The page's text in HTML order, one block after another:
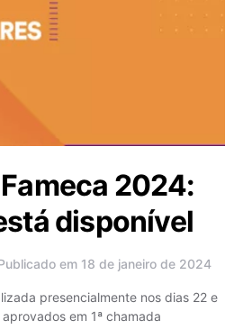
2024:
disponível
em 18 de janeiro de 2024
presencialmente nos dias 22 e
em 1ª chamada